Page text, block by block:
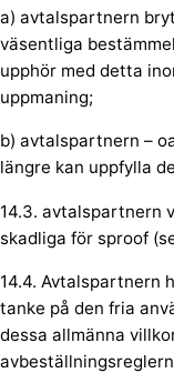
a) avtalspartnern
väsentliga
upphör med detta
uppmaning;
b) avtalspartnern –
längre kan uppfylla
14.3. avtalspartnern
skadliga för sproof
14.4. Avtalspartnern
tanke på den fria
dessa allmänna